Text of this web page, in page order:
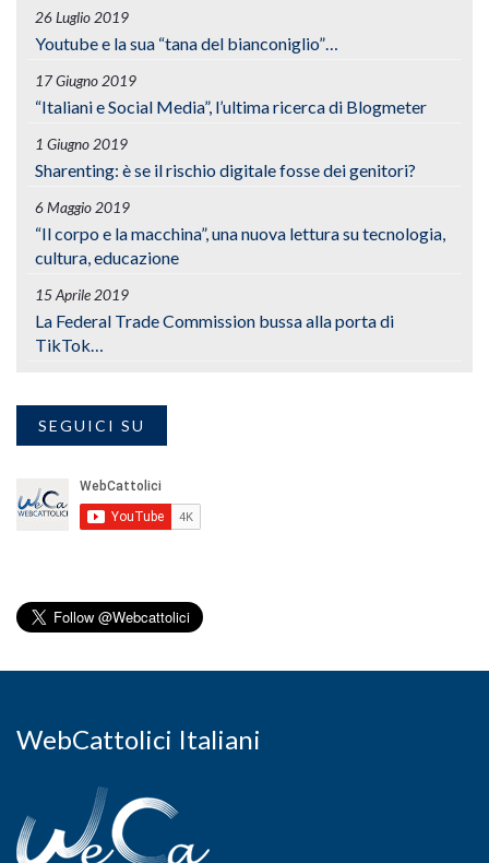
26 Luglio 2019
Youtube e la sua “tana del bianconiglio”…
17 Giugno 2019
“Italiani e Social Media”, l’ultima ricerca di Blogmeter
1 Giugno 2019
Sharenting: è se il rischio digitale fosse dei genitori?
6 Maggio 2019
“Il corpo e la macchina”, una nuova lettura su tecnologia,
cultura, educazione
15 Aprile 2019
La Federal Trade Commission bussa alla porta di
TikTok…
SEGUICI SU
WebCattolici Italiani